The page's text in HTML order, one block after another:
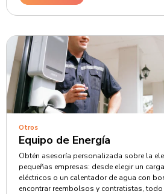
Otros
Equipo de Energía
Obtén asesoría personalizada sobre la
pequeñas empresas: desde elegir un
eléctricos o un calentador de agua con
encontrar reembolsos y contratistas,